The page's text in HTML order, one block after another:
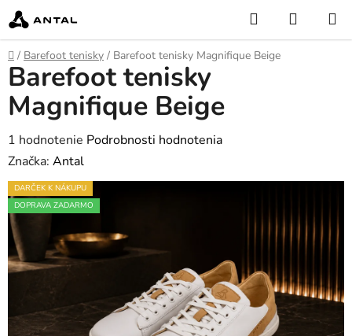
Prejsť
na
obsah
Hľadať
KOŠÍK
Domov
/ Barefoot tenisky / Barefoot tenisky Magnifique Beige
Barefoot tenisky
Magnifique Beige
Priemerné
hodnotenie
produktu
je
5,0
5
hviezdičiek.
1 hodnotenie Podrobnosti hodnotenia
Značka: Antal
DARČEK K NÁKUPU
DOPRAVA ZADARMO